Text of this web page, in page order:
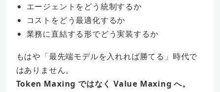
エージェントをどう統制するか
コストをどう最適化するか
業務に直結する形でどう実装するか
もはや「最先端モデルを入れれば勝てる」時代で
はありません。
Token Maxing ではなく Value Maxing へ。